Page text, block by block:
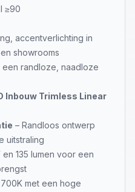
≥90
accentverlichting in
showrooms
een randloze, naadloze
Inbouw Trimless Linear
– Randloos ontwerp
uitstraling
en 135 lumen voor een
met een hoge